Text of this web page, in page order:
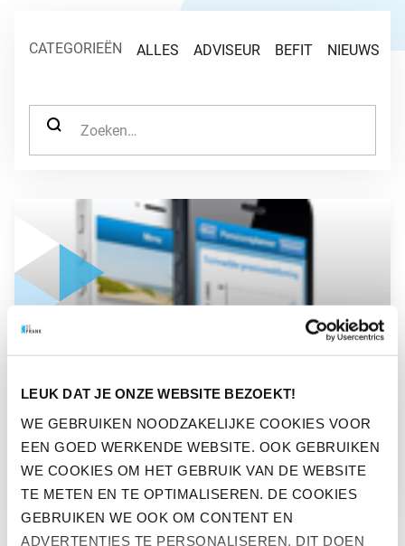
LEUK DAT JE ONZE WEBSITE BEZOEKT!
WE GEBRUIKEN NOODZAKELIJKE COOKIES VOOR
EEN GOED WERKENDE WEBSITE. OOK GEBRUIKEN
WE COOKIES OM HET GEBRUIK VAN DE WEBSITE
TE METEN EN TE OPTIMALISEREN. DE COOKIES
GEBRUIKEN WE OOK OM CONTENT EN
ADVERTENTIES TE PERSONALISEREN. DIT DOEN
CATEGORIEËN ALLES ADVISEUR BEFIT NIEUWS
ZOEK NAAR:
GA NAAR “PENSIOEN MOET DUIDELIJK ZIJN”
PENSIOEN MOET DUIDELIJK
ZIJN